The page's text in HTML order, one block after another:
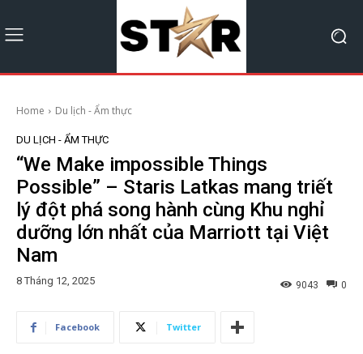
Home Du lịch - Ẩm thực
DU LỊCH - ẨM THỰC
“We Make impossible Things
Possible” – Staris Latkas mang triết
lý đột phá song hành cùng Khu nghỉ
dưỡng lớn nhất của Marriott tại Việt
Nam
8 Tháng 12, 2025 0
9043
Facebook Twitter